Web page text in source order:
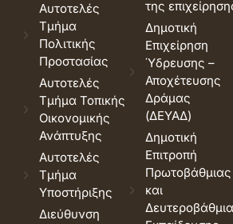
Αυτοτελές
Τμήμα
Πολιτικής
Προστασίας
Αυτοτελές
Τμήμα Τοπικής
Οικονομικής
Ανάπτυξης
Αυτοτελές
Τμήμα
Υποστήριξης
Διεύθυνση
της
Δημοτική
Επιχείρηση
Ύδρευσης –
Αποχέτευσης
Δράμας
(ΔΕΥΑΔ)
Δημοτική
Επιτροπή
Πρωτοβάθμιας
και